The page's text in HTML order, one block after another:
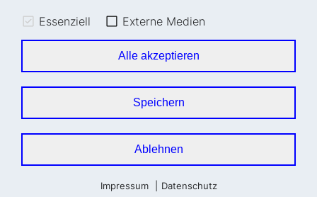
Essenziell Externe Medien
Alle akzeptieren
Speichern
Ablehnen
Impressum Datenschutz
Leichte Sprache
Gebärdensprache
Sitemap
Cookie-Einstellungen